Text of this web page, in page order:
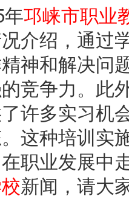
邛崃市职业
介绍，通过
神和解决问
竞争力。此
许多实习机
这种培训实
职业发展中
新闻，请大